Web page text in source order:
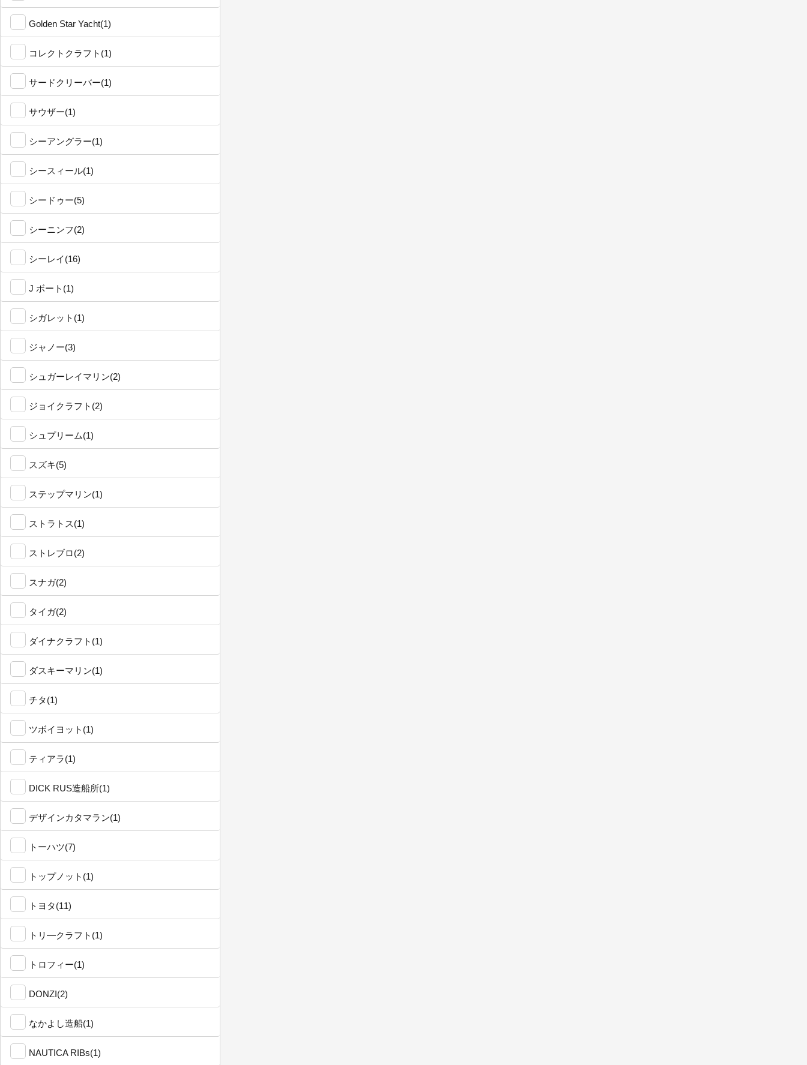
Golden Star Yacht(1)
コレクトクラフト(1)
サードクリーバー(1)
サウザー(1)
シーアングラー(1)
シースィール(1)
シードゥー(5)
シーニンフ(2)
シーレイ(16)
J ボート(1)
シガレット(1)
ジャノー(3)
シュガーレイマリン(2)
ジョイクラフト(2)
シュプリーム(1)
スズキ(5)
ステップマリン(1)
ストラトス(1)
ストレブロ(2)
スナガ(2)
タイガ(2)
ダイナクラフト(1)
ダスキーマリン(1)
チタ(1)
ツボイヨット(1)
ティアラ(1)
DICK RUS造船所(1)
デザインカタマラン(1)
トーハツ(7)
トップノット(1)
トヨタ(11)
トリ―クラフト(1)
トロフィー(1)
DONZI(2)
なかよし造船(1)
NAUTICA RIBs(1)